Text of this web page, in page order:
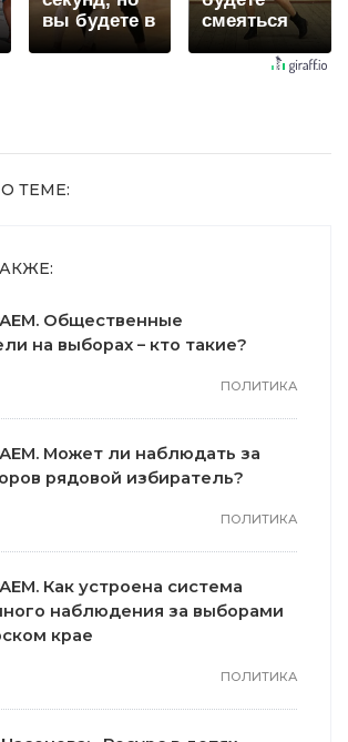
вы будете в
шоке от
смеяться
долго
ТЕМЕ:
Общественные
на выборах – кто такие?
ПОЛИТИКА
Может ли наблюдать за
рядовой избиратель?
ПОЛИТИКА
Как устроена система
наблюдения за выборами
крае
ПОЛИТИКА